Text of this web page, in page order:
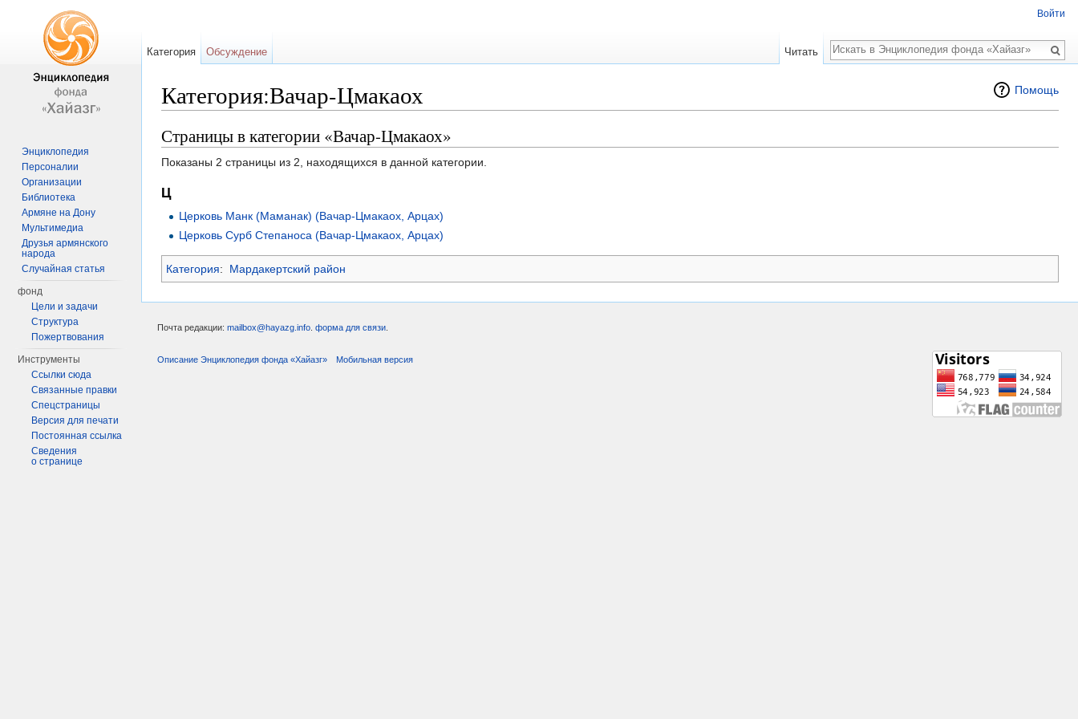
Помощь
Категория:Вачар-Цмакаох
Страницы в категории «Вачар-Цмакаох»
Показаны 2 страницы из 2, находящихся в данной категории.
Ц
Церковь Манк (Маманак) (Вачар-Цмакаох, Арцах)
Церковь Сурб Степаноса (Вачар-Цмакаох, Арцах)
Категория: Мардакертский район
Войти
Категория Обсуждение Читать
Поиск
Энциклопедия
Персоналии
Организации
Библиотека
Армяне на Дону
Мультимедиа
Друзья армянского
народа
Случайная статья
фонд
Цели и задачи
Структура
Пожертвования
Инструменты
Ссылки сюда
Связанные правки
Спецстраницы
Версия для печати
Постоянная ссылка
Сведения
о странице
Почта редакции: mailbox@hayazg.info. форма для связи.
Описание Энциклопедия фонда «Хайазг» Мобильная версия